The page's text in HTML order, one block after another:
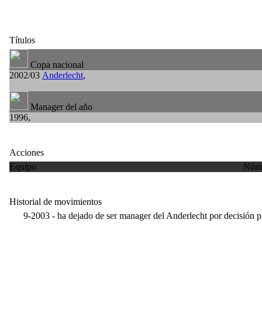
Títulos
Copa nacional
2002/03 Anderlecht,
Manager del año
1996,
Acciones
Equipo
Historial de movimientos
9-2003 - ha dejado de ser manager del Anderlecht por decisión